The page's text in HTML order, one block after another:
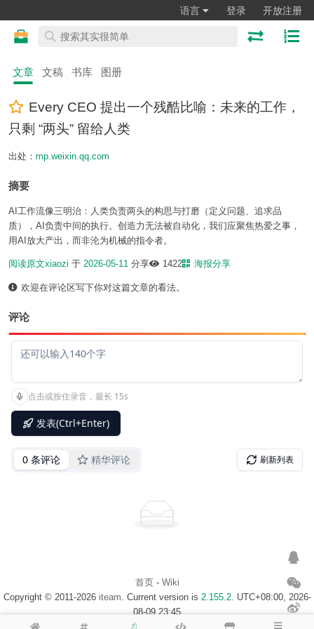
语言 登录 开放注册
文章 文稿 书库 图册
Every CEO 提出一个残酷比喻：未来的工作，
只剩 “两头” 留给人类
出处： mp.weixin.qq.com
摘要
AI工作流像三明治：人类负责两头的构思与打磨（定义问题、追求品
质），AI负责中间的执行。创造力无法被自动化，我们应聚焦热爱之事，
用AI放大产出，而非沦为机械的指令者。
阅读原文xiaozi 于 2026-05-11 分享 1422 海报分享
欢迎在评论区写下你对这篇文章的看法。
评论
首页- Wiki
Copyright © 2011-2026 iteam. Current version is 2.155.2. UTC+08:00, 2026-
08-09 23:45
浙ICP备14020137号-1 $访客地图$